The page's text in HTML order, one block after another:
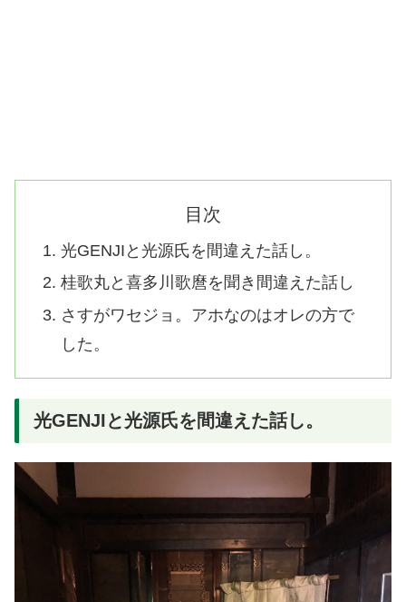
目次
光GENJIと光源氏を間違えた話し。
桂歌丸と喜多川歌麿を聞き間違えた話し
さすがワセジョ。アホなのはオレの方で
した。
光GENJIと光源氏を間違えた話し。